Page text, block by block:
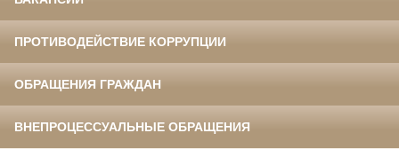
ПРОТИВОДЕЙСТВИЕ КОРРУПЦИИ
ОБРАЩЕНИЯ ГРАЖДАН
ВНЕПРОЦЕССУАЛЬНЫЕ ОБРАЩЕНИЯ